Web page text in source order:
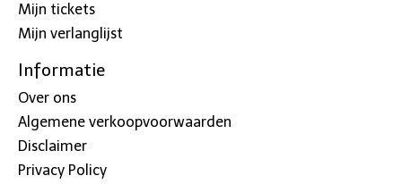
Mijn tickets
Mijn verlanglijst
Informatie
Over ons
Algemene verkoopvoorwaarden
Disclaimer
Privacy Policy